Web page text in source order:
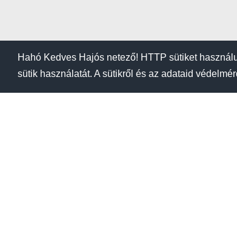
Hahó Kedves Hajós netező! HTTP sütiket
sütik használatát. A sütikről és az adataid